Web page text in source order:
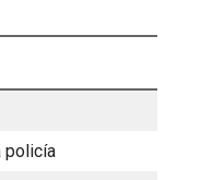
policía